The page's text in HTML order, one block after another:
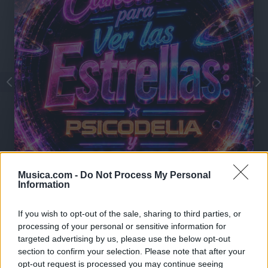
Musica.com - Do Not Process My Personal
Information
If you wish to opt-out of the sale, sharing to third parties, or
processing of your personal or sensitive information for
targeted advertising by us, please use the below opt-out
section to confirm your selection. Please note that after your
opt-out request is processed you may continue seeing
Añadir un comentario ...
🪐🚀 Canciones para Ver las Estrellas:
Psicodelia y Space Rock 🎸✨
psicodelia, space rock y atmósferas cósmicas para
tus noches de astronomía. 🪐🎸 Desconecta, mira
al firmamento y siente la gravedad cero. 💾 ¡Guarda
esta colección para tu próxima noche estrellada!